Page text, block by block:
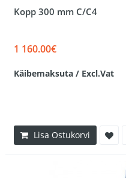
Kopp 300 mm C/C4
1 160.00€
Käibemaksuta / Excl.Vat
Lisa Ostukorvi